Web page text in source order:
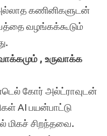
கணினிகளுடன்
வழங்கக்கூடும்
, உருவாக்க
கோர் அல்ட்ராவுடன்
AI பயன்பாட்டு
மிகச் சிறந்தவை.